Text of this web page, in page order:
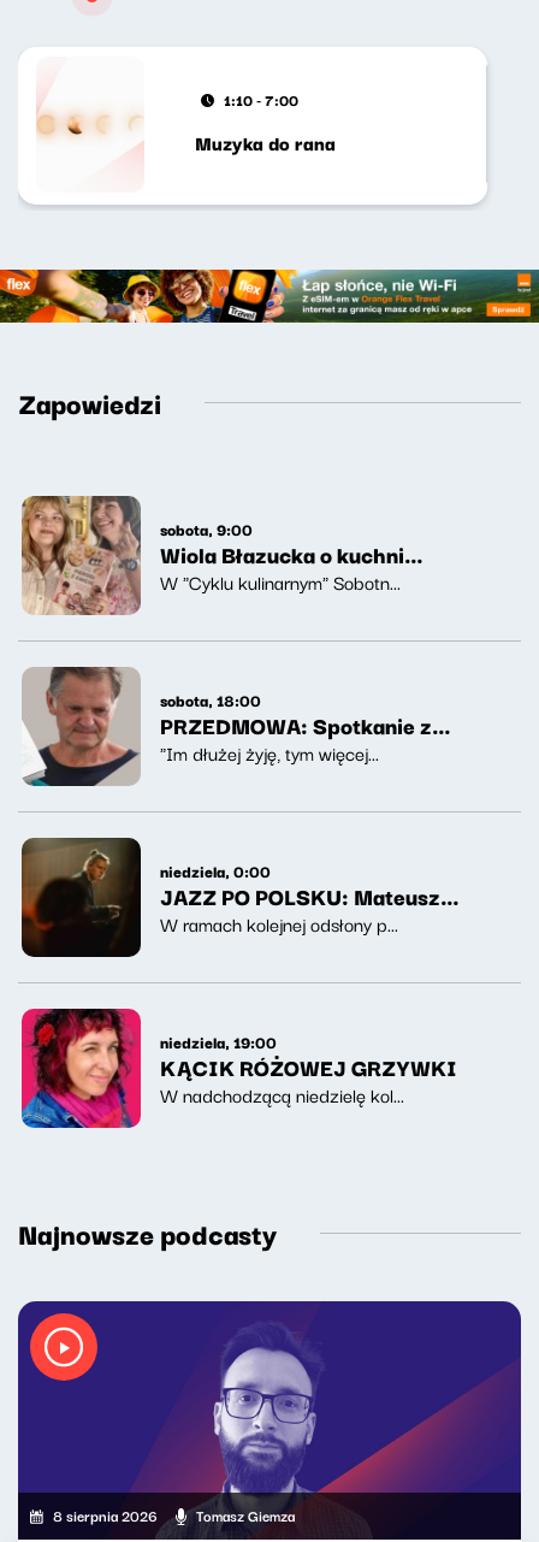
1:10 - 7:00
Muzyka do rana
Zapowiedzi
sobota, 9:00
Wiola Błazucka o kuchni
koreańskiej
W "Cyklu kulinarnym" Sobotn...
sobota, 18:00
PRZEDMOWA: Spotkanie z
Jarosławem Mikołajewskim
"Im dłużej żyję, tym więcej...
niedziela, 0:00
JAZZ PO POLSKU: Mateusz
Kaszuba Trio
W ramach kolejnej odsłony p...
niedziela, 19:00
KĄCIK RÓŻOWEJ GRZYWKI
W nadchodzącą niedzielę kol...
Najnowsze podcasty
8 sierpnia 2026 Tomasz Giemza